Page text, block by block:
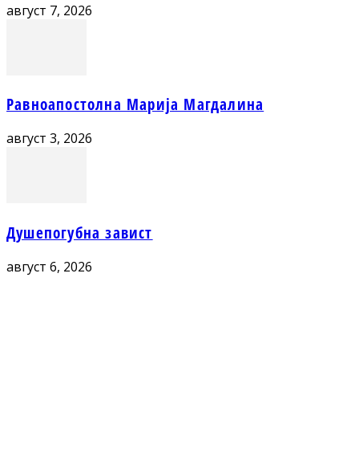
август 7, 2026
Равноапостолна Марија Магдалина
август 3, 2026
Душепогубна завист
август 6, 2026